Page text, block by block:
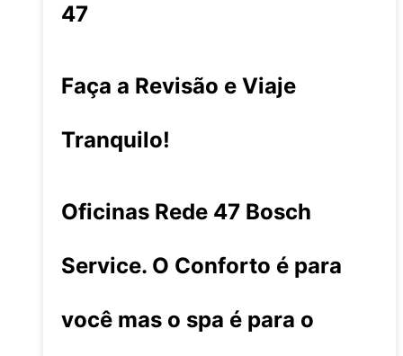
47
Faça a Revisão e Viaje
Tranquilo!
Oficinas Rede 47 Bosch
Service. O Conforto é para
você mas o spa é para o